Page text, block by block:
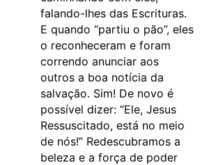
falando-lhes das Escrituras.
E quando “partiu o pão”, eles
o reconheceram e foram
correndo anunciar aos
outros a boa notícia da
salvação. Sim! De novo é
possível dizer: “Ele, Jesus
Ressuscitado, está no meio
de nós!” Redescubramos a
beleza e a força de poder